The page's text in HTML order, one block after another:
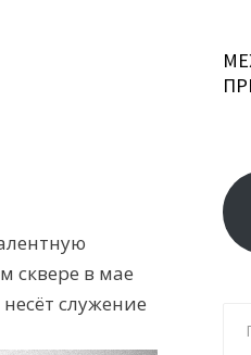
сквере в мае
служение